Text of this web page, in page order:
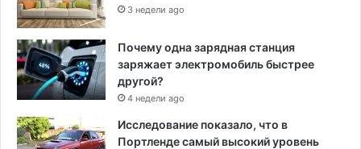
3 недели ago
Почему одна зарядная станция
заряжает электромобиль быстрее
другой?
4 недели ago
Исследование показало, что в
Портленде самый высокий уровень